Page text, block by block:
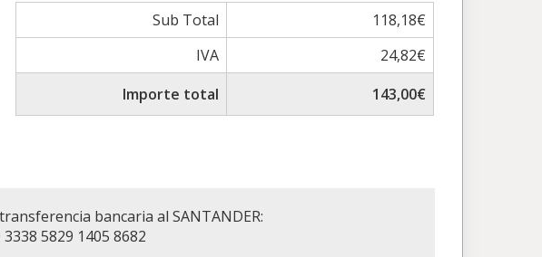
Sub Total
118,18€
IVA
24,82€
Importe total
143,00€
bancaria al SANTANDER:
3338 5829 1405 8682